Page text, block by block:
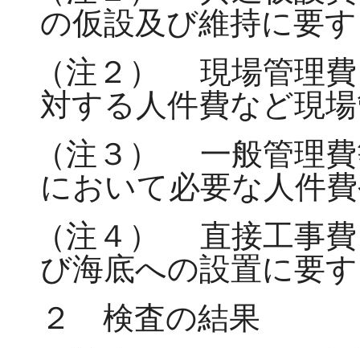
の仮設及び維持に要
（注２）
現場管理費
対する人件費など現
（注３）
一般管理費
において必要な人件
（注４）
直接工事費
び海底への設置に要
２ 検査の結果